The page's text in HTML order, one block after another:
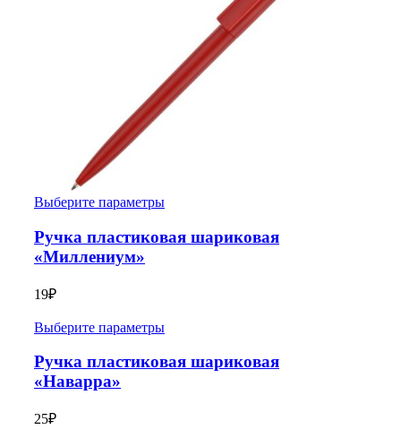
Выберите параметры
Ручка пластиковая шариковая
«Миллениум»
19₽
Выберите параметры
Ручка пластиковая шариковая
«Наварра»
25₽